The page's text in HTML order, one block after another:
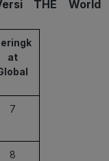
THE World
at
7
8